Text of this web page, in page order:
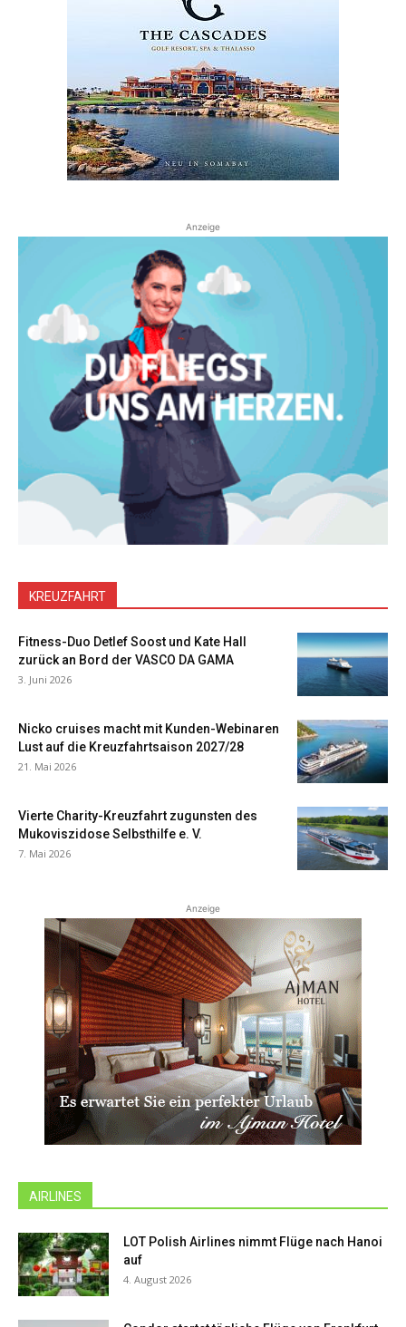
Anzeige
KREUZFAHRT
Fitness-Duo Detlef Soost und Kate Hall
zurück an Bord der VASCO DA GAMA
3. Juni 2026
Nicko cruises macht mit Kunden-Webinaren
Lust auf die Kreuzfahrtsaison 2027/28
21. Mai 2026
Vierte Charity-Kreuzfahrt zugunsten des
Mukoviszidose Selbsthilfe e. V.
7. Mai 2026
Anzeige
AIRLINES
LOT Polish Airlines nimmt Flüge nach Hanoi
auf
4. August 2026